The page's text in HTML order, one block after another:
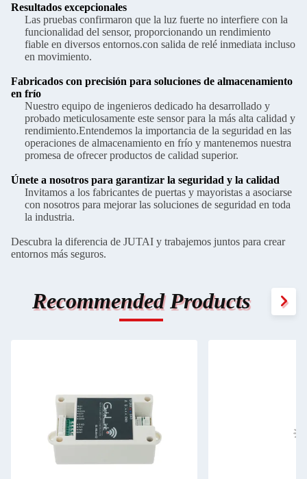
Resultados excepcionales
Las pruebas confirmaron que la luz fuerte no interfiere con la
funcionalidad del sensor, proporcionando un rendimiento
fiable en diversos entornos.con salida de relé inmediata incluso
en movimiento.
Fabricados con precisión para soluciones de almacenamiento
en frío
Nuestro equipo de ingenieros dedicado ha desarrollado y
probado meticulosamente este sensor para la más alta calidad y
rendimiento.Entendemos la importancia de la seguridad en las
operaciones de almacenamiento en frío y mantenemos nuestra
promesa de ofrecer productos de calidad superior.
Únete a nosotros para garantizar la seguridad y la calidad
Invitamos a los fabricantes de puertas y mayoristas a asociarse
con nosotros para mejorar las soluciones de seguridad en toda
la industria.
Descubra la diferencia de JUTAI y trabajemos juntos para crear
entornos más seguros.
Recommended Products